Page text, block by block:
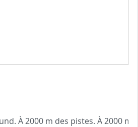
À 2000 m des pistes. À 2000